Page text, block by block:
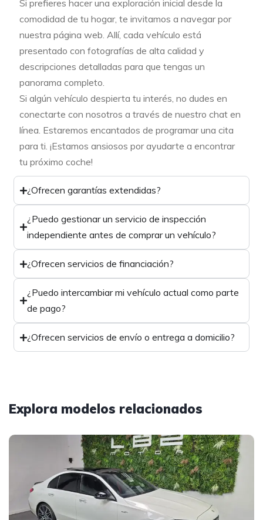
Si prefieres hacer una exploración inicial desde la
comodidad de tu hogar, te invitamos a navegar por
nuestra página web. Allí, cada vehículo está
presentado con fotografías de alta calidad y
descripciones detalladas para que tengas un
panorama completo.
Si algún vehículo despierta tu interés, no dudes en
conectarte con nosotros a través de nuestro chat en
línea. Estaremos encantados de programar una cita
para ti. ¡Estamos ansiosos por ayudarte a encontrar
tu próximo coche!
¿Ofrecen garantías extendidas?
¿Puedo gestionar un servicio de inspección
independiente antes de comprar un vehículo?
¿Ofrecen servicios de financiación?
¿Puedo intercambiar mi vehículo actual como parte
de pago?
¿Ofrecen servicios de envío o entrega a domicilio?
Explora modelos relacionados